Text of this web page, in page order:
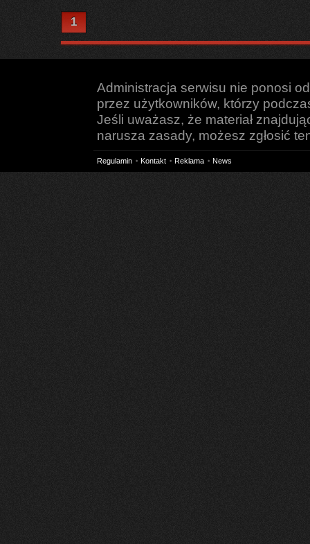
1
Administracja serwisu nie ponosi
przez użytkowników, którzy
Jeśli uważasz, że materiał
narusza zasady, możesz zgłosić
Regulamin Kontakt Reklama News